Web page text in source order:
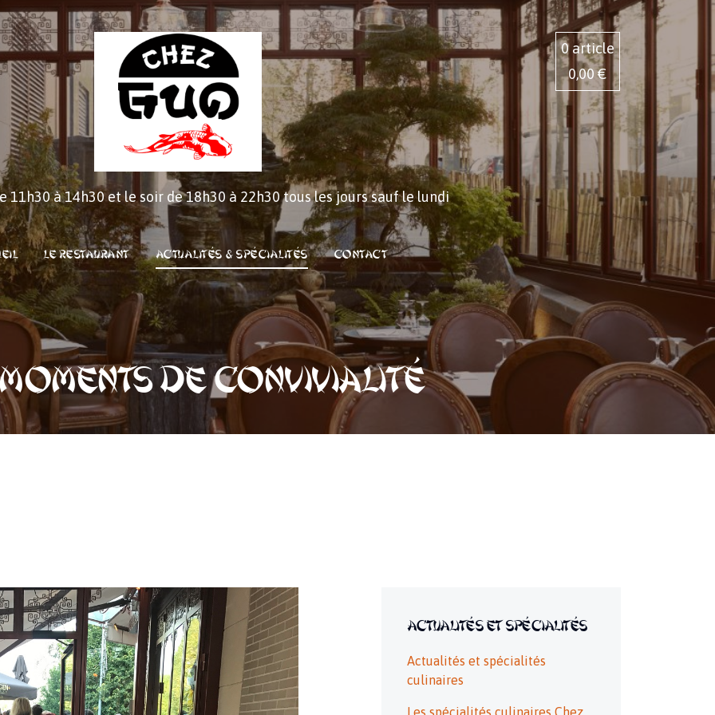
0 article
0,00 €
11h30 à 14h30 et le soir de 18h30 à 22h30 tous les jours sauf le lundi
Le restaurant Actualités & Spécialités Contact
de convivialité
Actualités et spécialités
Actualités et spécialités
culinaires
Les spécialités culinaires Chez